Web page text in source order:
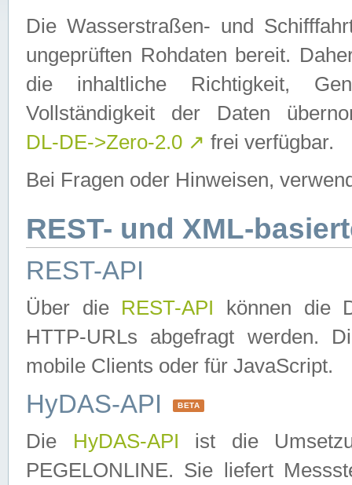
Die Wasserstraßen- und
ungeprüften Rohdaten bereit.
die inhaltliche Richtigkeit,
Vollständigkeit der Daten
DL-DE->Zero-2.0 ↗ frei verfügbar.
Bei Fragen oder Hinweisen,
REST- und XML-
REST-API
Über die REST-API können die
HTTP-URLs abgefragt werden.
mobile Clients oder für JavaScript.
HyDAS-API BETA
Die HyDAS-API ist die
PEGELONLINE. Sie liefert